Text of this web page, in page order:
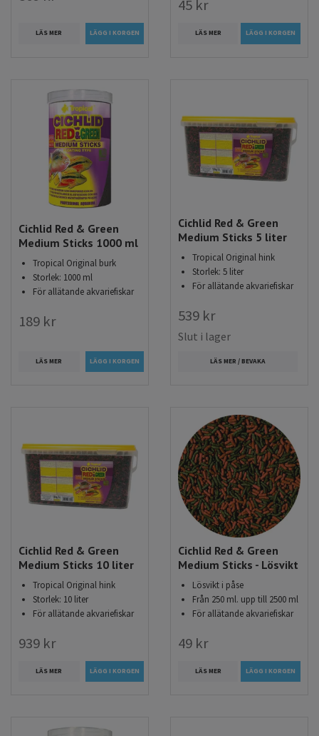
LÄS MER
45 kr
LÄS MER LÄGG I KORGEN
Cichlid Red & Green
Medium Sticks 1000 ml
Tropical Original burk
Storlek: 1000 ml
För allätande akvariefiskar
189 kr
LÄS MER
Cichlid Red & Green
Medium Sticks 5 liter
Tropical Original hink
Storlek: 5 liter
För allätande akvariefiskar
539 kr
Slut i lager
LÄS MER / BEVAKA
Cichlid Red & Green
Medium Sticks 10 liter
Tropical Original hink
Storlek: 10 liter
För allätande akvariefiskar
939 kr
LÄS MER
Cichlid Red & Green
Medium Sticks - Lösvikt
Lösvikt i påse
Från 250 ml. upp till 2500 ml
För allätande akvariefiskar
49 kr
LÄS MER LÄGG I KORGEN